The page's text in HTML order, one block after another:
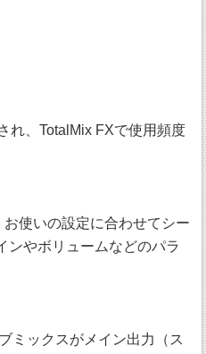
れ、TotalMix FXで使用頻度
使いの設定に合わせてシー
ンやボリュームなどのパラ
ミックスがメイン出力（ス